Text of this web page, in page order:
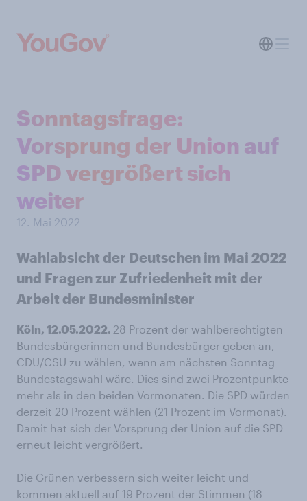
Sonntagsfrage:
Vorsprung der Union auf
SPD vergrößert sich
weiter
12. Mai 2022
Wahlabsicht der Deutschen im Mai 2022
und Fragen zur Zufriedenheit mit der
Arbeit der Bundesminister
Köln, 12.05.2022. 28 Prozent der wahlberechtigten
Bundesbürgerinnen und Bundesbürger geben an,
CDU/CSU zu wählen, wenn am nächsten Sonntag
Bundestagswahl wäre. Dies sind zwei Prozentpunkte
mehr als in den beiden Vormonaten. Die SPD würden
derzeit 20 Prozent wählen (21 Prozent im Vormonat).
Damit hat sich der Vorsprung der Union auf die SPD
erneut leicht vergrößert.
Die Grünen verbessern sich weiter leicht und
kommen aktuell auf 19 Prozent der Stimmen (18